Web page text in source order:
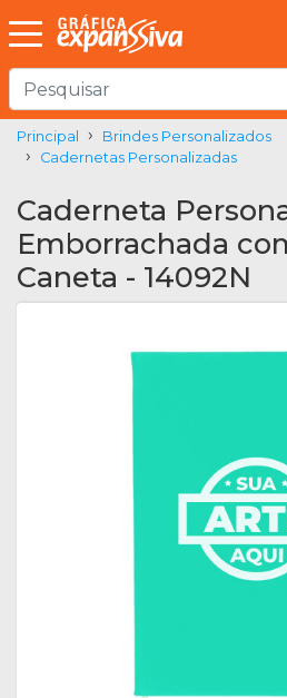
Principal
Brindes Personalizados
Cadernetas Personalizadas
Caderneta
Emborrachada
Caneta - 14092N